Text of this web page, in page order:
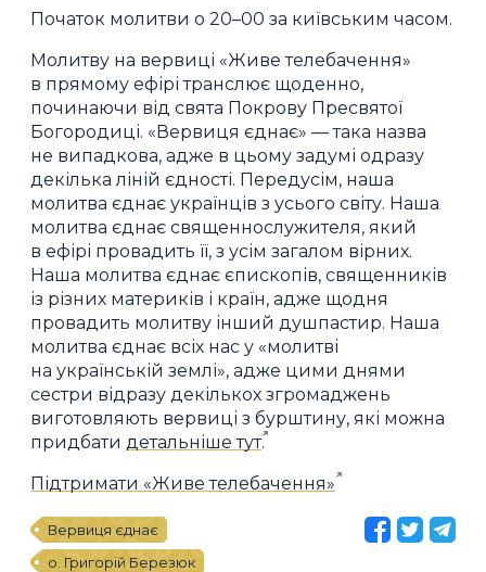
Початок молитви о 20–00 за київським часом.
Молитву на вервиці «Живе телебачення»
в прямому ефірі транслює щоденно,
починаючи від свята Покрову Пресвятої
Богородиці. «Вервиця єднає» — така назва
не випадкова, адже в цьому задумі одразу
декілька ліній єдності. Передусім, наша
молитва єднає українців з усього світу. Наша
молитва єднає священнослужителя, який
в ефірі провадить її, з усім загалом вірних.
Наша молитва єднає єпископів, священників
із різних материків і країн, адже щодня
провадить молитву інший душпастир. Наша
молитва єднає всіх нас у «молитві
на українській землі», адже цими днями
сестри відразу декількох згромаджень
виготовляють вервиці з бурштину, які можна
придбати детальніше тут.
Підтримати «Живе телебачення»
Вервиця єднає
о. Григорій Березюк